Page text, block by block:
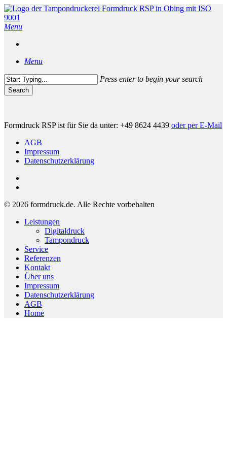
Skip
to
main
Menu
Menu
Press enter to begin your search
Search
Formdruck RSP ist für Sie da unter: +49 8624 4439 oder per E-Mail
AGB
Impressum
Datenschutzerklärung
© 2026 formdruck.de. Alle Rechte vorbehalten
Close
Leistungen
Digitaldruck
Tampondruck
Service
Referenzen
Kontakt
Über uns
Impressum
Datenschutzerklärung
AGB
Home